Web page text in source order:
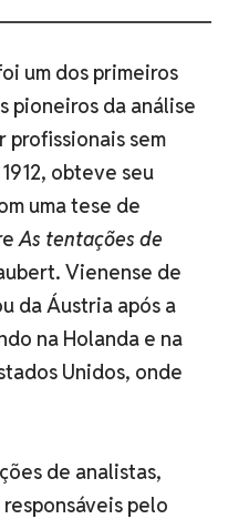
um dos primeiros
pioneiros da análise
profissionais sem
obteve seu
uma tese de
As tentações de
Vienense de
da Áustria após a
na Holanda e na
Unidos, onde
de analistas,
pelo